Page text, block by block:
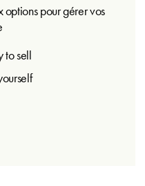
options pour gérer vos
to sell